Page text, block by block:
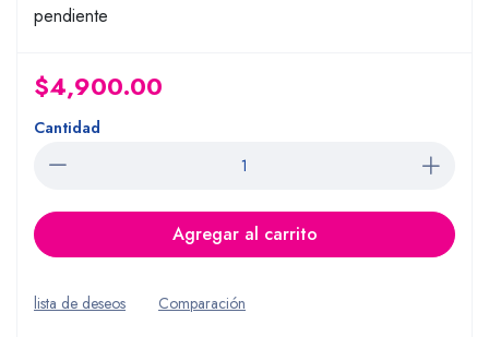
pendiente
$4,900.00
Cantidad
Agregar al carrito
lista de deseos Comparación